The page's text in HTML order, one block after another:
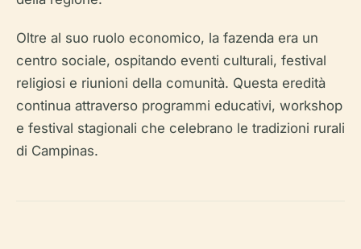
Oltre al suo ruolo economico, la fazenda era un
centro sociale, ospitando eventi culturali, festival
religiosi e riunioni della comunità. Questa eredità
continua attraverso programmi educativi, workshop
e festival stagionali che celebrano le tradizioni rurali
di Campinas.